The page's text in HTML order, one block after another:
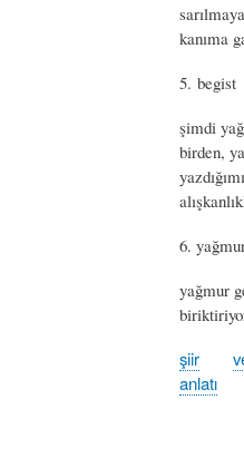
kanıma
5. begist
şimdi
birden,
6.
yağmur
şiir
anlatı